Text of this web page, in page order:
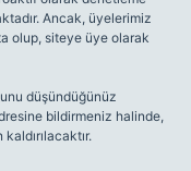
Ancak, üyelerimiz
olup, siteye üye olarak
düşündüğünüz
bildirmeniz halinde,